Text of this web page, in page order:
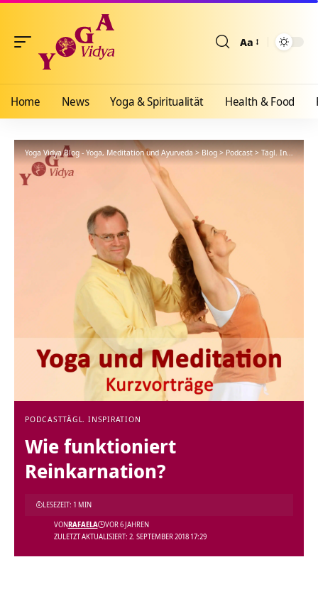
Aa
Home News Yoga & Spiritualität Health & Food
Yoga Vidya Blog - Yoga, Meditation und Ayurveda>Blog>Podcast>Tägl. Inspiration
PODCASTTÄGL. INSPIRATION
Wie funktioniert
Reinkarnation?
ZULETZT AKTUALISIERT: 2. SEPTEMBER 2018 17:29
VONRAFAELA VOR 6 JAHREN
LESEZEIT: 1 MIN